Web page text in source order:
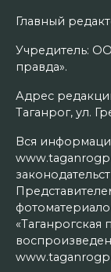
Главный
Учредитель:
правда».
Адрес
Таганрог, ул.
Вся
«Таганрогская